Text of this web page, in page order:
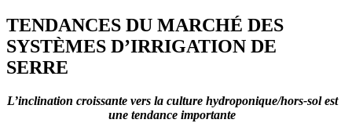
TENDANCES DU MARCHÉ DES
SYSTÈMES D’IRRIGATION DE
SERRE
L’inclination croissante vers la culture hydroponique/hors-sol est
une tendance importante